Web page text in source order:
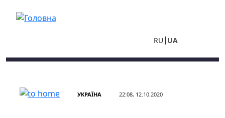
RU UA
УКРАЇНА 22:08, 12.10.2020